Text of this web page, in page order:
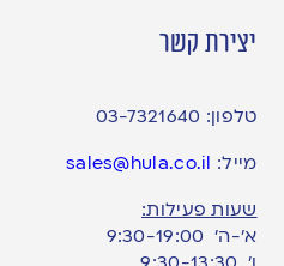
יצירת קשר
טלפון: 03-7321640
מייל: sales@hula.co.il
שעות פעילות:
א’-ה’ 9:30-19:00